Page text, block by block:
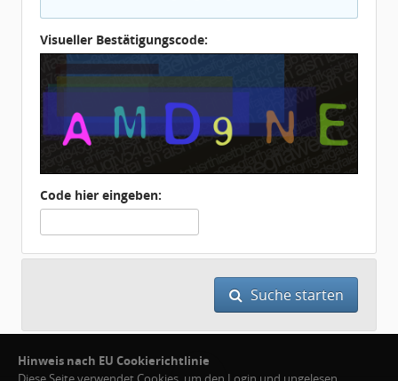
Visueller Bestätigungscode:
Code hier eingeben:
Suche starten
Hinweis nach EU Cookierichtlinie